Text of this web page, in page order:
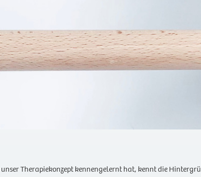
unser Therapiekonzept kennengelernt hat, kennt die